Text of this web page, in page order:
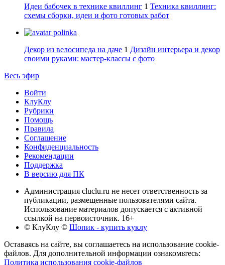
Идеи бабочек в технике квиллинг 1 Техника квиллинг:
схемы сборки, идеи и фото готовых работ
polinka
Декор из велосипеда на даче 1 Дизайн интерьера и декор
своими руками: мастер-классы с фото
Весь эфир
Войти
КлуКлу
Рубрики
Помощь
Правила
Соглашение
Конфиденциальность
Рекомендации
Поддержка
В версию для ПК
Администрация cluclu.ru не несет ответственность за
публикации, размещенные пользователями сайта.
Использование материалов допускается с активной
ссылкой на первоисточник. 16+
© КлуКлу © Шопик - купить куклу
Оставаясь на сайте, вы соглашаетесь на использование cookie-
файлов. Для дополнительной информации ознакомьтесь:
Политика использования cookie-файлов